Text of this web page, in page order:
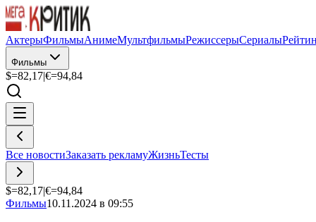
АктерыФильмыАнимеМультфильмыРежиссерыСериалы
Фильмы
$=82,17|€=94,84
Все новостиЗаказать рекламуЖизньТесты
$=82,17|€=94,84
Фильмы10.11.2024 в 09:55